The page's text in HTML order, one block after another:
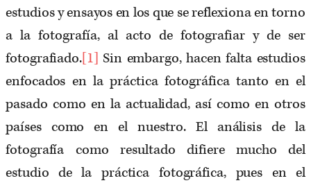
estudios y ensayos en los que se reflexiona en torno
a la fotografía, al acto de fotografiar y de ser
fotografiado.[1] Sin embargo, hacen falta estudios
enfocados en la práctica fotográfica tanto en el
pasado como en la actualidad, así como en otros
países como en el nuestro. El análisis de la
fotografía como resultado difiere mucho del
estudio de la práctica fotográfica, pues en el